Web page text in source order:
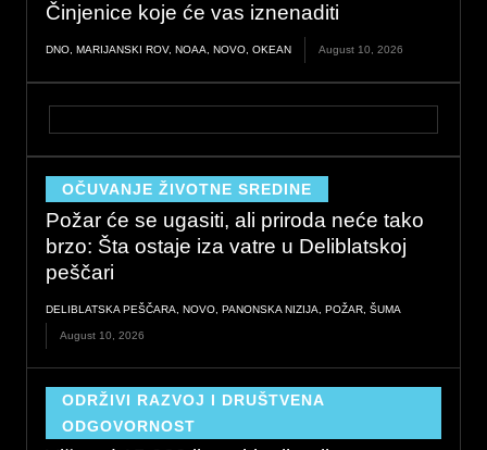
Činjenice koje će vas iznenaditi
DNO MARIJANSKI ROV, NOAA NOVO OKEAN August 10, 2026
OČUVANJE ŽIVOTNE SREDINE
Požar će se ugasiti, ali priroda neće tako
brzo: Šta ostaje iza vatre u Deliblatskoj
peščari
DELIBLATSKA PEŠČARA NOVO PANONSKA NIZIJA POŽAR ŠUMA
August 10, 2026
ODRŽIVI RAZVOJ I DRUŠTVENA
ODGOVORNOST